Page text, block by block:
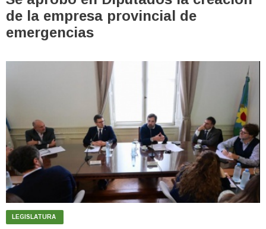
de la empresa provincial de
emergencias
LEGISLATURA